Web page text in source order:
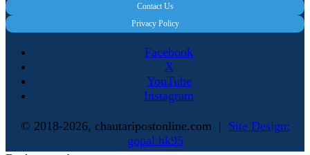
Contact Us
Privacy Policy
Facebook
X
YouTube
Instagram
© 2018-2026, chautaripostonline.com | Site Design:
gopal.hk95